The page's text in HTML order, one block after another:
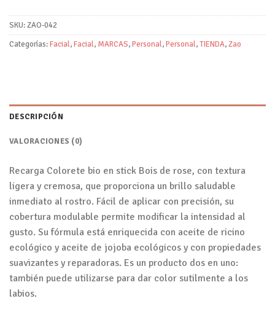
SKU:ZAO-042
Categorías:Facial,Facial, MARCAS,Personal,Personal,TIENDA,Zao
DESCRIPCIÓN
VALORACIONES (0)
Recarga Colorete bio en stick Bois de rose, con textura
ligera y cremosa, que proporciona un brillo saludable
inmediato al rostro. Fácil de aplicar con precisión, su
cobertura modulable permite modificar la intensidad al
gusto. Su fórmula está enriquecida con aceite de ricino
ecológico y aceite de jojoba ecológicos y con propiedades
suavizantes y reparadoras. Es un producto dos en uno:
también puede utilizarse para dar color sutilmente a los
labios.